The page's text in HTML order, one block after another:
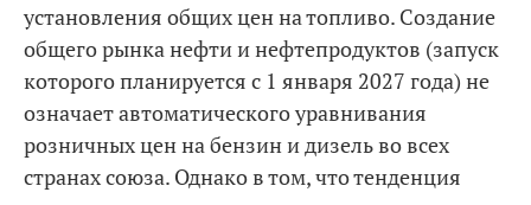
установления общих цен на топливо. Создание
общего рынка нефти и нефтепродуктов (запуск
которого планируется с 1 января 2027 года) не
означает автоматического уравнивания
розничных цен на бензин и дизель во всех
странах союза. Однако в том, что тенденция